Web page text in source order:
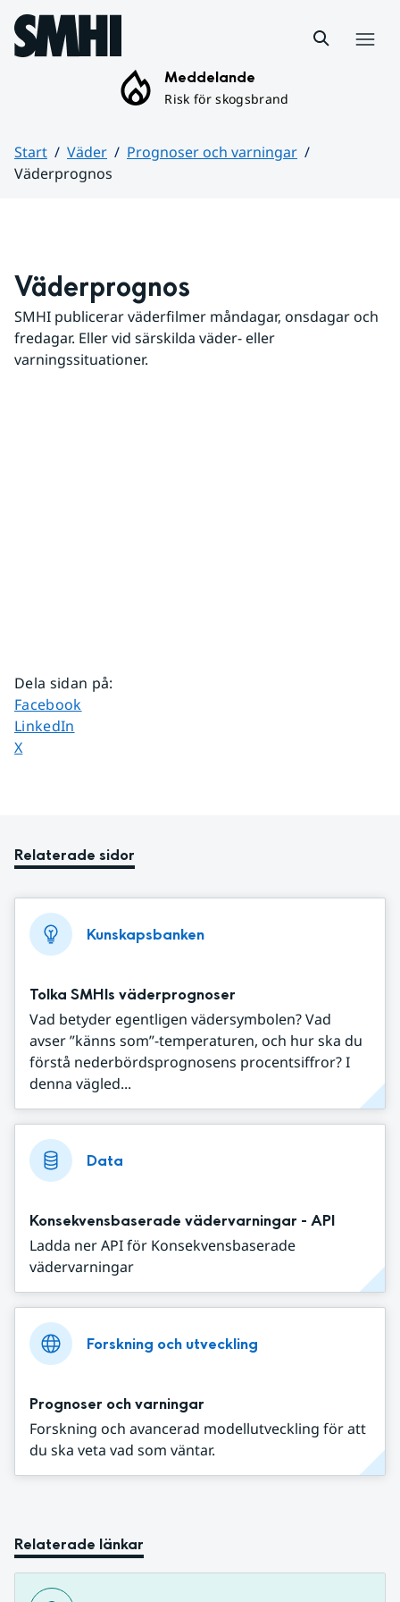
Hoppa till sidans innehåll
Meddelande
Risk för skogsbrand
Start Väder
Prognoser och varningar
Väderprognos
Väderprognos
SMHI publicerar väderfilmer måndagar, onsdagar och
fredagar. Eller vid särskilda väder- eller
varningssituationer.
Dela sidan på:
Dela sidan på
Facebook
Dela sidan på
LinkedIn
Dela sidan på
X
Relaterade sidor
Kunskapsbanken
Tolka SMHIs väderprognoser
Vad betyder egentligen vädersymbolen? Vad
avser ”känns som”-temperaturen, och hur ska du
förstå nederbördsprognosens procentsiffror? I
denna vägled...
Data
Konsekvensbaserade vädervarningar - API
Ladda ner API för Konsekvensbaserade
vädervarningar
Forskning och utveckling
Prognoser och varningar
Forskning och avancerad modellutveckling för att
du ska veta vad som väntar.
Relaterade länkar